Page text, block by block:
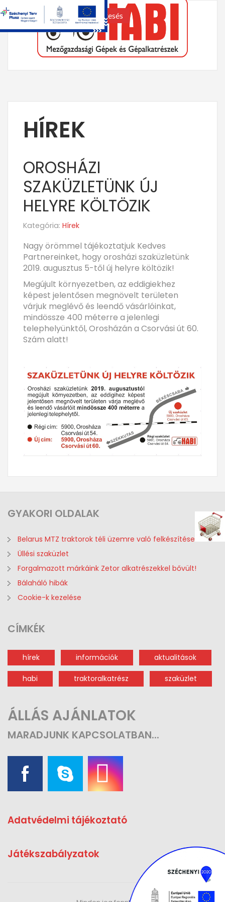
keresés
HÍREK
OROSHÁZI
SZAKÜZLETÜNK ÚJ
HELYRE KÖLTÖZIK
Kategória: Hírek
Nagy örömmel tájékoztatjuk Kedves
Partnereinket, hogy orosházi szaküzletünk
2019. augusztus 5-től új helyre költözik!
Megújult környezetben, az eddigiekhez
képest jelentősen megnövelt területen
várjuk meglévő és leendő vásárlóinkat,
mindössze 400 méterre a jelenlegi
telephelyünktől, Orosházán a Csorvási út 60.
Szám alatt!
GYAKORI OLDALAK
Belarus MTZ traktorok téli üzemre való felkészítése
Üllési szaküzlet
Forgalmazott márkáink Zetor alkatrészekkel bővült!
Bálaháló hibák
Cookie-k kezelése
CÍMKÉK
hírek információk aktualitások
habi traktoralkatrész szaküzlet
ÁLLÁS AJÁNLATOK
MARADJUNK KAPCSOLATBAN...
Adatvédelmi tájékoztató
Játékszabályzatok